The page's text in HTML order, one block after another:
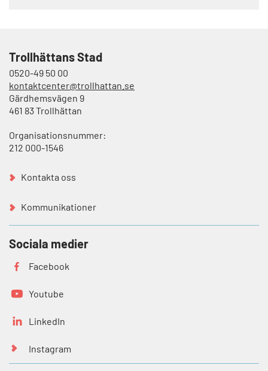
Trollhättans Stad
0520-49 50 00
kontaktcenter@trollhattan.se
Gärdhemsvägen 9
461 83 Trollhättan
Organisationsnummer:
212 000-1546
Kontakta oss
Kommunikationer
Sociala medier
Facebook
Youtube
LinkedIn
Instagram